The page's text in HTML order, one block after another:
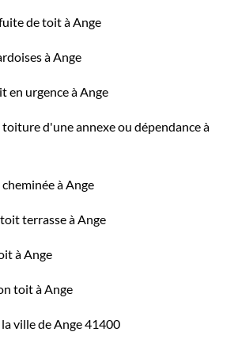
de toit à Ange
à Ange
en urgence à Ange
d'une annexe ou dépendance à
à Ange
terrasse à Ange
à Ange
toit à Ange
ville de Ange 41400